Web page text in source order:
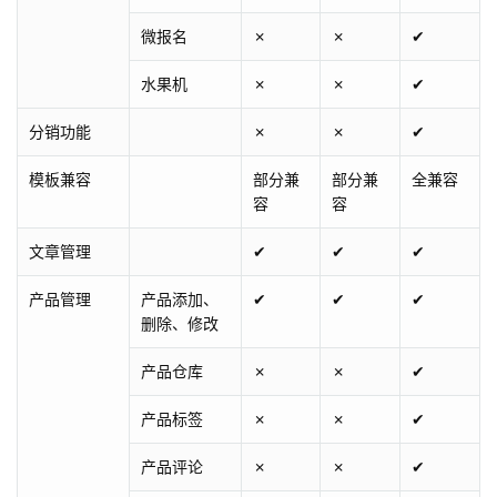
微报名 ✗ ✗ ✔
水果机 ✗ ✗ ✔
分销功能 ✗ ✗ ✔
模板兼容
部分兼
容
部分兼
容
全兼容
文章管理 ✔ ✔ ✔
产品管理
产品添加、
删除、修改
✔ ✔ ✔
产品仓库 ✗ ✗ ✔
产品标签 ✗ ✗ ✔
产品评论 ✗ ✗ ✔